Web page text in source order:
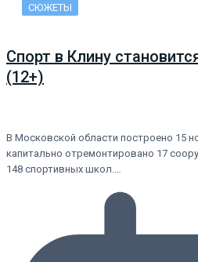
СЮЖЕТЫ
Спорт в Клину
(12+)
В Московской области построено 15
капитально отремонтировано 17
148 спортивных школ.…